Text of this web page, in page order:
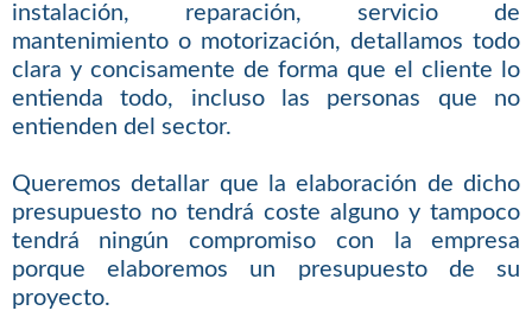
instalación, reparación, servicio de
mantenimiento o motorización, detallamos todo
clara y concisamente de forma que el cliente lo
entienda todo, incluso las personas que no
entienden del sector.
Queremos detallar que la elaboración de dicho
presupuesto no tendrá coste alguno y tampoco
tendrá ningún compromiso con la empresa
porque elaboremos un presupuesto de su
proyecto.